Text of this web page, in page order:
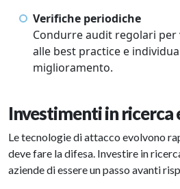
Verifiche periodiche
Condurre audit regolari
alle best practice e
miglioramento.
Investimenti in ricerca
Le tecnologie di attacco evolvono
deve fare la difesa. Investire in
aziende di essere un passo avanti